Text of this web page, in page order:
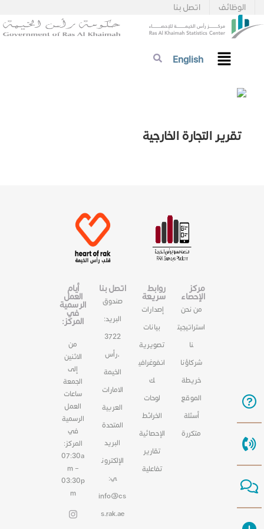
اتصل بنا الوظائف
English
تقرير التجارة الخارجية
مركز
الإحصاء
من نحن
استراتيجيت
نا
شركاؤنا
خريطة
الموقع
أسئلة
متكررة
روابط
سريعة
إصدارات
بيانات
تصويرية
انفوغرافي
ك
لوحات
الخرائط
الإحصائية
تقارير
تفاعلية
اتصل بنا
صندوق
البريد:
3722
،رأس
الخيمة
الامارات
العربية
المتحدة
البريد
الإلكترون
ي:
info@cs
s.rak.ae
أيام
العمل
الرسمية
في
المركز:
من
الاثنين
إلى
الجمعة
ساعات
العمل
الرسمية
في
المركز:
07:30a
m –
03:30p
m